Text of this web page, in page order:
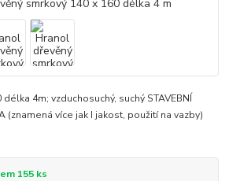
4m; vzduchosuchý, suchý STAVEBNÍ
(znamená více jak I jakost, použití na vazby)
155 ks